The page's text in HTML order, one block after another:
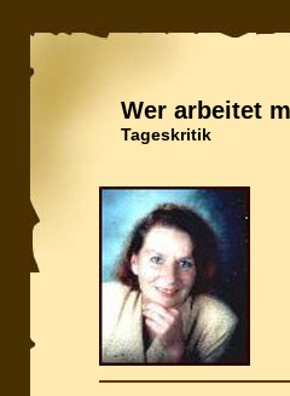
Wer arbeitet
Tageskritik